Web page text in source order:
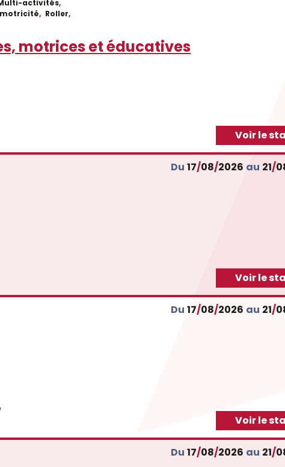
activités,
, Roller,
motrices et éducatives
Voir le
Du 17/08/2026 au 21/
Voir le
Du 17/08/2026 au 21/
Voir le
Du 17/08/2026 au 21/